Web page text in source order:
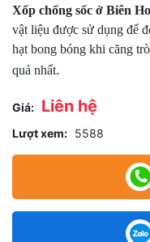
Xốp chống sốc ở Biên
vật liệu được sử dụng để
hạt bong bóng khi căng
quả nhất.
Giá: Liên hệ
Lượt xem: 5588